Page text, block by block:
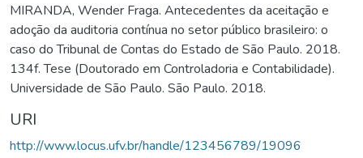
MIRANDA, Wender Fraga. Antecedentes da aceitação e
adoção da auditoria contínua no setor público brasileiro: o
caso do Tribunal de Contas do Estado de São Paulo. 2018.
134f. Tese (Doutorado em Controladoria e Contabilidade).
Universidade de São Paulo. São Paulo. 2018.
URI
http://www.locus.ufv.br/handle/123456789/19096